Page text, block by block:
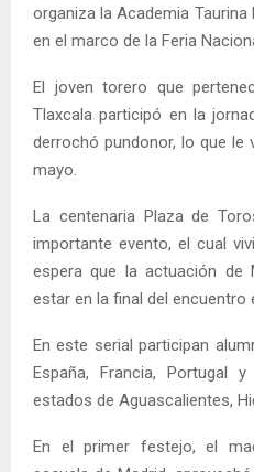
organiza la Academia
en el marco de la Feria
El joven torero que
Tlaxcala participó en la
derrochó pundonor, lo que le
mayo.
La centenaria Plaza de
importante evento, el cual
espera que la actuación de
estar en la final del encuentro
En este serial participan
España, Francia, Portugal
estados de Aguascalientes,
En el primer festejo, el